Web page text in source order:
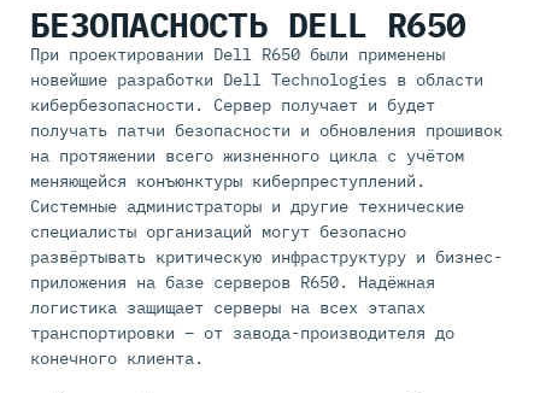
БЕЗОПАСНОСТЬ DELL R650
При проектировании Dell R650 были применены
новейшие разработки Dell Technologies в области
кибербезопасности. Сервер получает и будет
получать патчи безопасности и обновления прошивок
на протяжении всего жизненного цикла с учётом
меняющейся конъюнктуры киберпреступлений.
Системные администраторы и другие технические
специалисты организаций могут безопасно
развёртывать критическую инфраструктуру и бизнес-
приложения на базе серверов R650. Надёжная
логистика защищает серверы на всех этапах
транспортировки – от завода-производителя до
конечного клиента.